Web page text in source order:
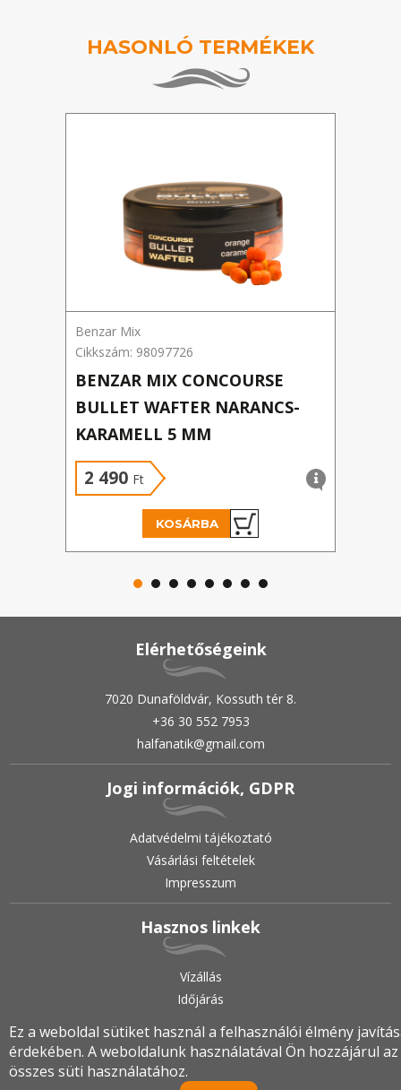
HASONLÓ TERMÉKEK
Benzar Mix
Cikkszám: 98097726
BENZAR MIX CONCOURSE
BULLET WAFTER NARANCS-
KARAMELL 5 MM
2 490 Ft
KOSÁRBA
Elérhetőségeink
7020 Dunaföldvár, Kossuth tér 8.
+36 30 552 7953
halfanatik@gmail.com
Jogi információk, GDPR
Adatvédelmi tájékoztató
Vásárlási feltételek
Impresszum
Hasznos linkek
Vízállás
Időjárás
2019.•© halfanatik.hu•Minden jog fenntartva!
Ez a weboldal sütiket használ a felhasználói élmény
érdekében. A weboldalunk használatával Ön hozzájárul az
összes süti használatához.